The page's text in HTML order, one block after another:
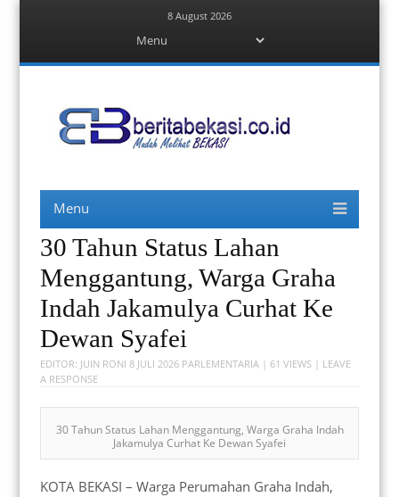
8 August 2026
content
Berita Bekasi
Menu
content
30 Tahun Status Lahan
Menggantung, Warga Graha
Indah Jakamulya Curhat Ke
Dewan Syafei
EDITOR: JUIN RONI 8 JULI 2026 PARLEMENTARIA| 61 VIEWS | LEAVE
A RESPONSE
30 Tahun Status Lahan Menggantung, Warga Graha Indah
Jakamulya Curhat Ke Dewan Syafei
KOTA BEKASI – Warga Perumahan Graha Indah,